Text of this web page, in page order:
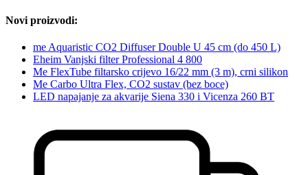
Novi proizvodi:
me Aquaristic CO2 Diffuser Double U 45 cm (do 450 L)
Eheim Vanjski filter Professional 4 800
Me FlexTube filtarsko crijevo 16/22 mm (3 m), crni silikon
Me Carbo Ultra Flex, CO2 sustav (bez boce)
LED napajanje za akvarije Siena 330 i Vicenza 260 BT